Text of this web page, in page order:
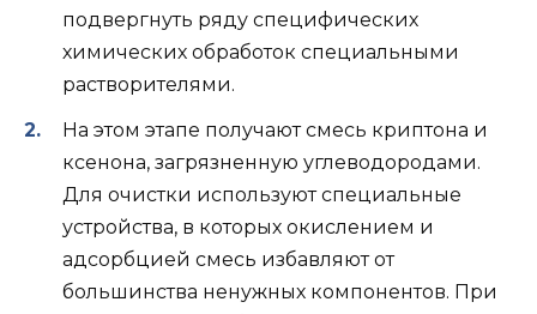
подвергнуть ряду специфических
химических обработок специальными
растворителями.
На этом этапе получают смесь криптона и
ксенона, загрязненную углеводородами.
Для очистки используют специальные
устройства, в которых окислением и
адсорбцией смесь избавляют от
большинства ненужных компонентов. При